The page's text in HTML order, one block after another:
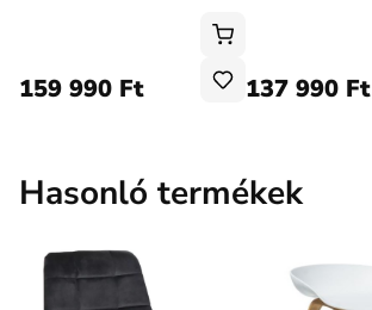
159 990 Ft 137 990 Ft
Hasonló termékek